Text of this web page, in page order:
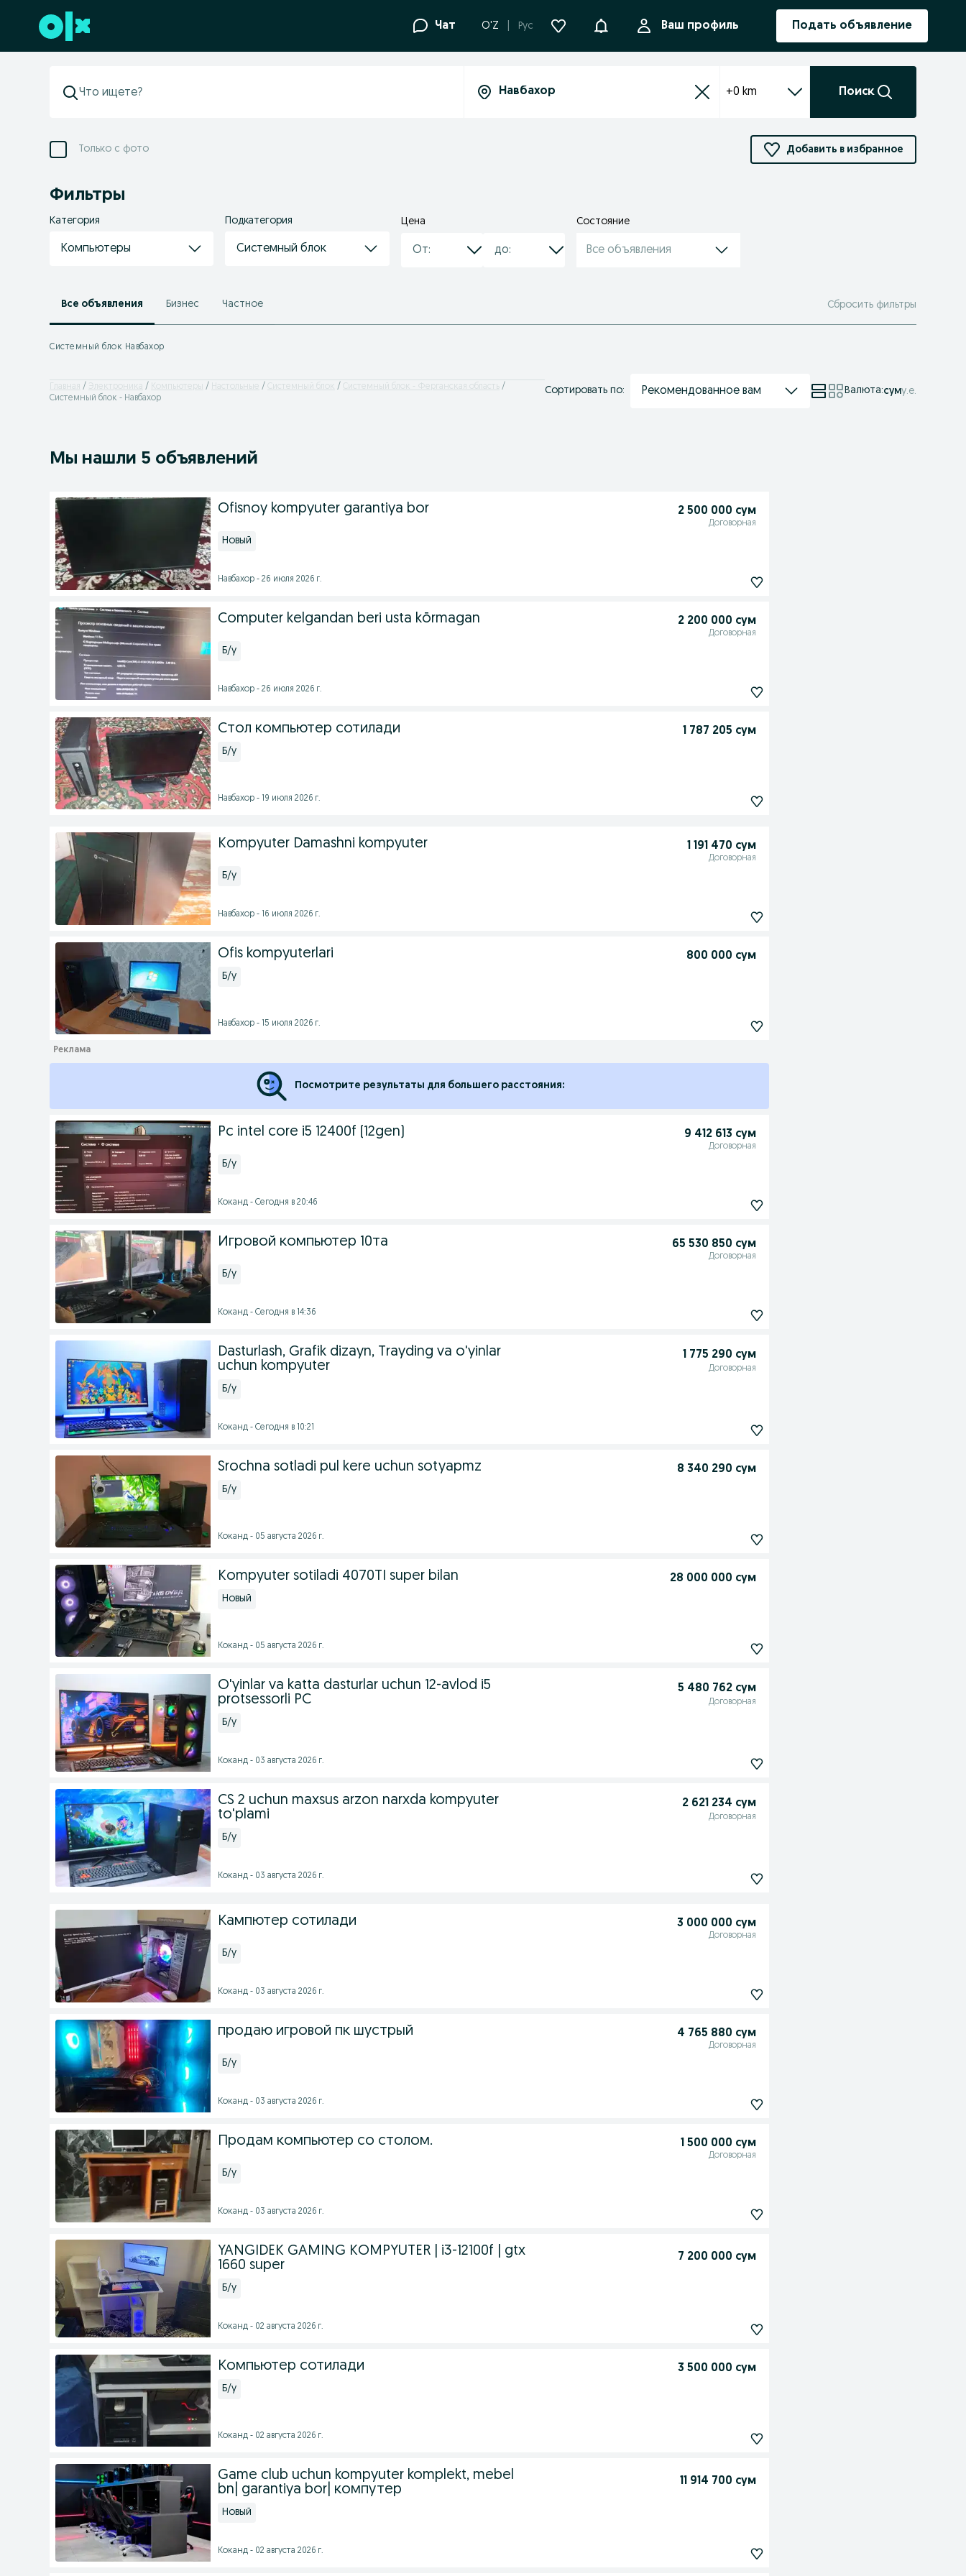
Перейти к нижнему колонтитулу Чат O'Z Рус УведомленияВаш профиль Подать объявление
+0 km Поиск
Только с фото Добавить в избранное
Фильтры
Категория
Компьютеры
Подкатегория
Системный блок
Цена Состояние
Все объявления
Все объявления Бизнес Частное Сбросить фильтры
Системный блок Навбахор
Главная Электроника Компьютеры Настольные Системный блок
Системный блок - Ферганская область
Системный блок - Навбахор
Сортировать по: Рекомендованное вам Валюта:суму.е.
Мы нашли 5 объявлений
Ofisnoy kompyuter garantiya bor 2 500 000 сум
Договорная
Новый
Навбахор - 26 июля 2026 г.
Computer kelgandan beri usta kōrmagan 2 200 000 сум
Договорная
Б/у
Навбахор - 26 июля 2026 г.
Стол компьютер сотилади 1 787 205 сум
Б/у
Навбахор - 19 июля 2026 г.
Kompyuter Damashni kompyuter 1 191 470 сум
Договорная
Б/у
Навбахор - 16 июля 2026 г.
Ofis kompyuterlari 800 000 сум
Б/у
Навбахор - 15 июля 2026 г.
Посмотрите результаты для большего расстояния:
Pc intel core i5 12400f (12gen) 9 412 613 сум
Договорная
Б/у
Коканд - Сегодня в 20:46
Игровой компьютер 10та 65 530 850 сум
Договорная
Б/у
Коканд - Сегодня в 14:36
Dasturlash, Grafik dizayn, Trayding va o'yinlar
uchun kompyuter
1 775 290 сум
Договорная
Б/у
Коканд - Сегодня в 10:21
Srochna sotladi pul kere uchun sotyapmz 8 340 290 сум
Б/у
Коканд - 05 августа 2026 г.
Kompyuter sotiladi 4070TI super bilan 28 000 000 сум
Новый
Коканд - 05 августа 2026 г.
O'yinlar va katta dasturlar uchun 12-avlod i5
protsessorli PC
5 480 762 сум
Договорная
Б/у
Коканд - 03 августа 2026 г.
CS 2 uchun maxsus arzon narxda kompyuter
to'plami
2 621 234 сум
Договорная
Б/у
Коканд - 03 августа 2026 г.
Кампютер сотилади 3 000 000 сум
Договорная
Б/у
Коканд - 03 августа 2026 г.
продаю игровой пк шустрый 4 765 880 сум
Договорная
Б/у
Коканд - 03 августа 2026 г.
Продам компьютер со столом. 1 500 000 сум
Договорная
Б/у
Коканд - 03 августа 2026 г.
YANGIDEK GAMING KOMPYUTER | i3-12100f | gtx
1660 super
7 200 000 сум
Б/у
Коканд - 02 августа 2026 г.
Компьютер сотилади 3 500 000 сум
Б/у
Коканд - 02 августа 2026 г.
Game club uchun kompyuter komplekt, mebel
bn| garantiya bor| компутер
11 914 700 сум
Новый
Коканд - 02 августа 2026 г.